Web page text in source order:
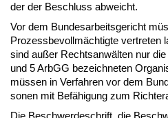
der der Be­schluss ab­weicht.
Vor dem Bun­des­ar­beits­ge­richt
Pro­zess­be­vollmäch­tig­te ver­tre­ten
sind außer Rechts­anwälten nur
und 5 ArbGG be­zeich­ne­ten
müssen in Ver­fah­ren vor dem
so­nen mit Befähi­gung zum